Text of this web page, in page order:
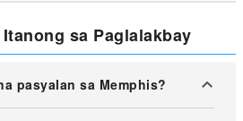
sa Paglalakbay
pasyalan sa Memphis?